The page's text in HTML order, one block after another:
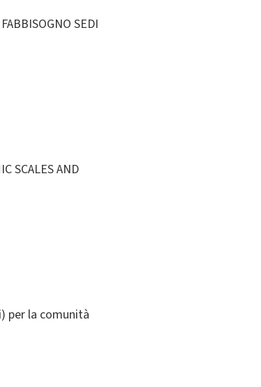
SEDI
SCALES AND
per la comunità